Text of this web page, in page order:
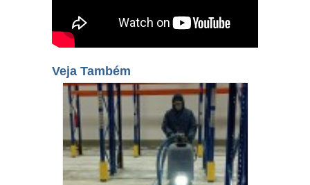
Veja Também